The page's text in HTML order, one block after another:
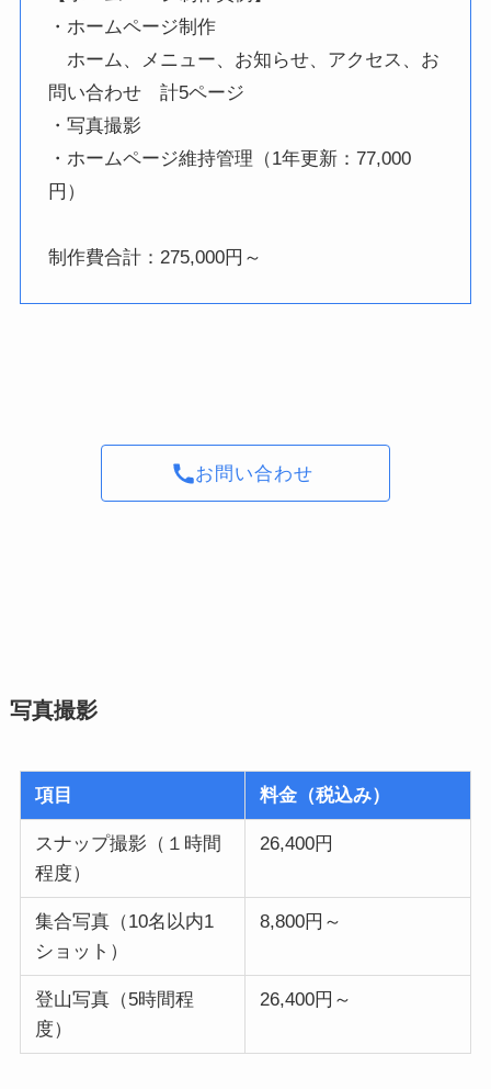
・ホームページ制作
ホーム、メニュー、お知らせ、アクセス、お
問い合わせ 計5ページ
・写真撮影
・ホームページ維持管理（1年更新：77,000
円）
制作費合計：275,000円～
お問い合わせ
写真撮影
項目 料金（税込み）
スナップ撮影（１時間
程度）
26,400円
集合写真（10名以内1
ショット）
8,800円～
登山写真（5時間程
度）
26,400円～